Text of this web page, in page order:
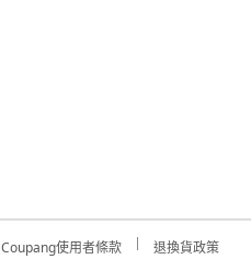
Coupang使用者條款 退換貨政策